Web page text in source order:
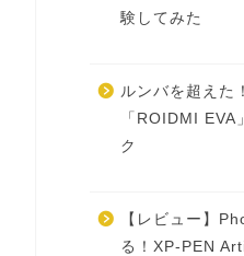
験してみた
ルンバを超えた
「ROIDMI EVA
ク
【レビュー】
る！XP-PEN